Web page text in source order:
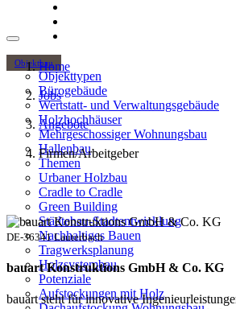
Objektbau
Objekttypen
Bürogebäude
Wertstatt- und Verwaltungsgebäude
Holzhochhäuser
Mehrgeschossiger Wohnungsbau
Hallenbau
Themen
Urbaner Holzbau
Cradle to Cradle
Green Building
Städtebau-Stadtentwicklung
Nachhaltiges Bauen
Tragwerksplanung
Holzsystembau
Potenziale
Aufstockungen mit Holz
Home
Jobs
Angebote
Firmen/Arbeitgeber
DE-36341 Lauterbach
bauart Konstruktions GmbH & Co. KG
bauart steht für innovative